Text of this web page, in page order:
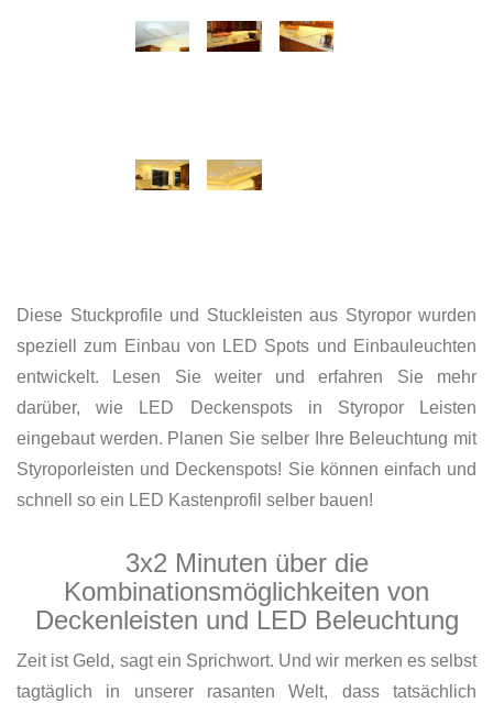
Diese Stuckprofile und Stuckleisten aus Styropor wurden
speziell zum Einbau von LED Spots und Einbauleuchten
entwickelt. Lesen Sie weiter und erfahren Sie mehr
darüber, wie LED Deckenspots in Styropor Leisten
eingebaut werden. Planen Sie selber Ihre Beleuchtung mit
Styroporleisten und Deckenspots! Sie können einfach und
schnell so ein LED Kastenprofil selber bauen!
3x2 Minuten über die
Kombinationsmöglichkeiten von
Deckenleisten und LED Beleuchtung
Zeit ist Geld, sagt ein Sprichwort. Und wir merken es selbst
tagtäglich in unserer rasanten Welt, dass tatsächlich